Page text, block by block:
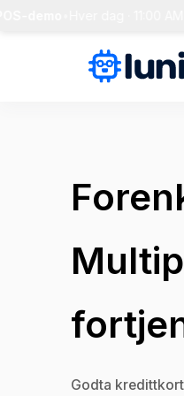
Godta